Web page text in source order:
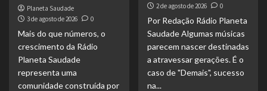
Planeta Saudade
3 de agosto de 2026
0
Mais do que números, o
crescimento da Rádio
Planeta Saudade
representa uma
comunidade construída por
2 de agosto de 2026
0
Por Redação Rádio Planeta
Saudade Algumas músicas
parecem nascer destinadas
a atravessar gerações. É o
caso de "Demais", sucesso
na...